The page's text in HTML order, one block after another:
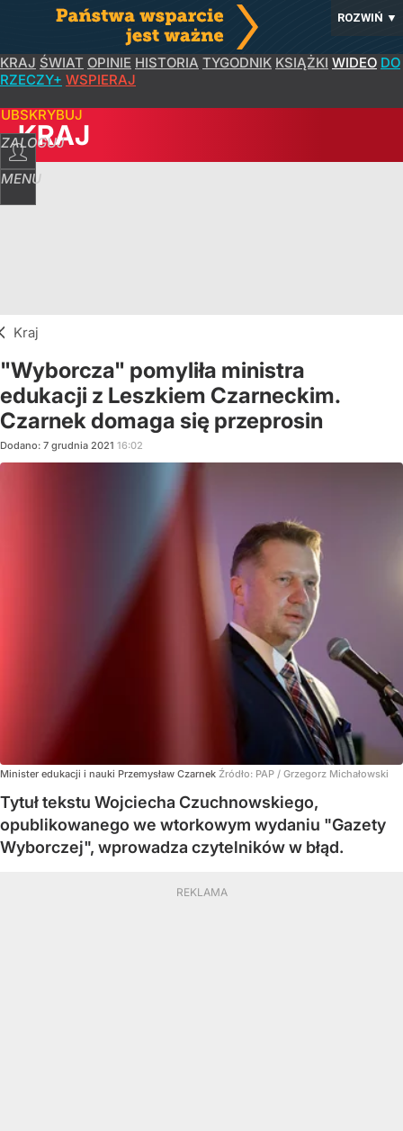
ROZWIŃ ▼
KRAJ ŚWIAT OPINIE HISTORIA TYGODNIK KSIĄŻKI WIDEO DO
RZECZY+ WSPIERAJ
ZALOGUJ
MENU
KRAJ
Kraj
"Wyborcza" pomyliła ministra
edukacji z Leszkiem Czarneckim.
Czarnek domaga się przeprosin
Dodano: 7 grudnia 2021 16:02
Minister edukacji i nauki Przemysław Czarnek Źródło: PAP / Grzegorz Michałowski
Tytuł tekstu Wojciecha Czuchnowskiego,
opublikowanego we wtorkowym wydaniu "Gazety
Wyborczej", wprowadza czytelników w błąd.